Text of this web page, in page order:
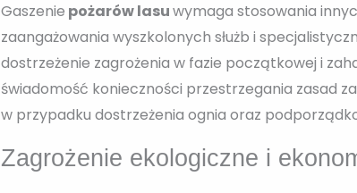
Gaszenie pożarów lasuwymaga stosowania
zaangażowania wyszkolonych służb i
dostrzeżenie zagrożenia w fazie początkowej i
świadomość konieczności przestrzegania zasad
w przypadku dostrzeżenia ognia oraz
Zagrożenie ekologiczne i